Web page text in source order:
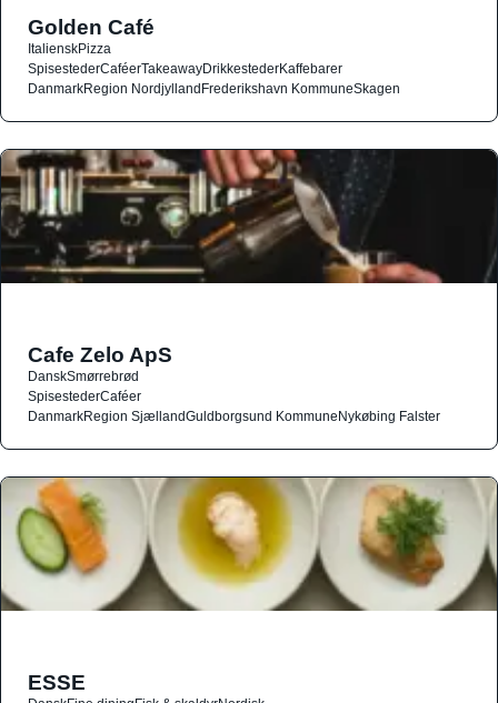
Golden Café
ItalienskPizza
SpisestederCaféerTakeawayDrikkestederKaffebarer
DanmarkRegion NordjyllandFrederikshavn KommuneSkagen
Cafe Zelo ApS
DanskSmørrebrød
SpisestederCaféer
DanmarkRegion SjællandGuldborgsund KommuneNykøbing Falster
ESSE